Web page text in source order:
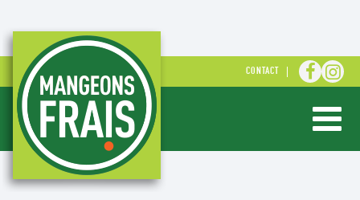
CONTACT ALLER
Ouvrir ou